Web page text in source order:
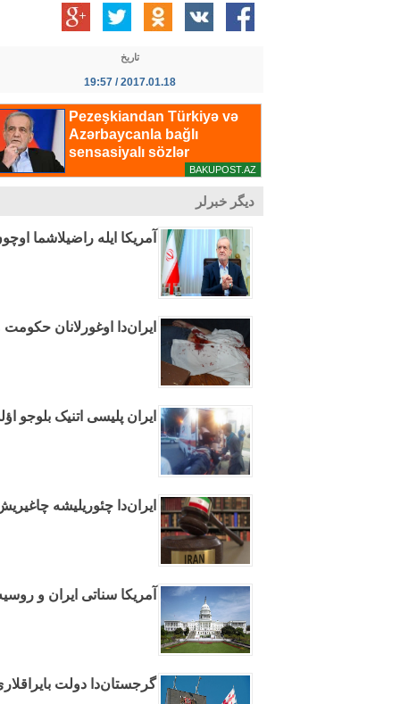
تاریخ
2017.01.18 / 19:57
دیگر خبرلر
آمریکا ایله راضیلاشما
ایران‌دا اوغورلانان
ایران پلیسی اتنیک بلوجو
ایران‌دا چئوریلیشه
آمریکا سناتی ایران و
گرجستان‌دا دولت بایراقلاری